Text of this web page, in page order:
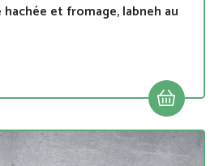
hachée et fromage, labneh au